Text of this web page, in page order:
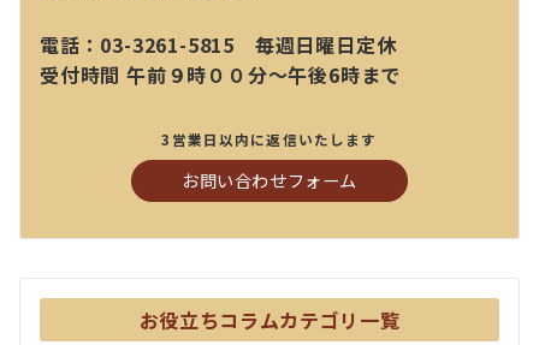
電話：03-3261-5815 毎週日曜日定休
受付時間 午前９時００分～午後6時まで
3営業日以内に返信いたします
お問い合わせフォーム
お役立ちコラムカテゴリ一覧